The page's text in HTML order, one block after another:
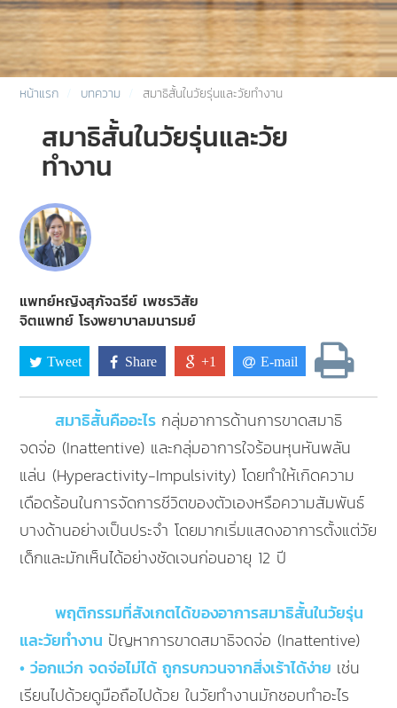
หน้าแรก บทความ สมาธิสั้นในวัยรุ่นและวัยทำงาน
สมาธิสั้นในวัยรุ่นและวัย
ทำงาน
แพทย์หญิงสุภัจฉรีย์ เพชรวิสัย
จิตแพทย์ โรงพยาบาลมนารมย์
Tweet Share +1 E-mail
สมาธิสั้นคืออะไร กลุ่มอาการด้านการขาดสมาธิ
จดจ่อ (Inattentive) และกลุ่มอาการใจร้อนหุนหันพลัน
แล่น (Hyperactivity-Impulsivity) โดยทำให้เกิดความ
เดือดร้อนในการจัดการชีวิตของตัวเองหรือความสัมพันธ์
บางด้านอย่างเป็นประจำ โดยมากเริ่มแสดงอาการตั้งแต่วัย
เด็กและมักเห็นได้อย่างชัดเจนก่อนอายุ 12 ปี
พฤติกรรมที่สังเกตได้ของอาการสมาธิสั้นในวัยรุ่น
และวัยทำงาน ปัญหาการขาดสมาธิจดจ่อ (Inattentive)
• ว่อกแว่ก จดจ่อไม่ได้ ถูกรบกวนจากสิ่งเร้าได้ง่าย เช่น
เรียนไปด้วยดูมือถือไปด้วย ในวัยทำงานมักชอบทำอะไร